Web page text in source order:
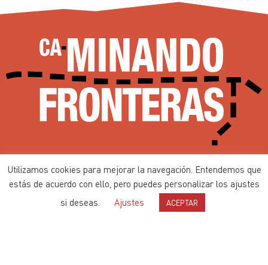
Ca-minando Fronteras desde 2002
Contenidos bajo
Licencia de Producción de Pares
Utilizamos cookies para mejorar la navegación. Entendemos que
estás de acuerdo con ello, pero puedes personalizar los ajustes
si deseas.
Ajustes ACEPTAR